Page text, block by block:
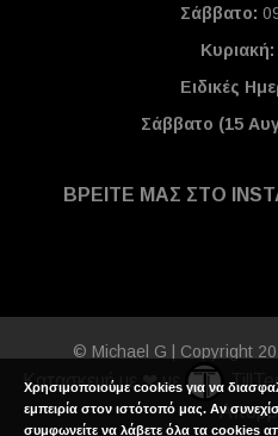
Σάββατο:
Κυριακή:
Ειδικές
Σάββατο (15
ΒΡΕΙΤΕ ΜΑΣ ΣΤΟ
© Michael G | Copyright
Κατασκευή με ❤ με
Χρησιμοποιούμε cookies για να
εμπειρία στον ιστότοπό μας. Αν
συμφωνείτε να λάβετε όλα τα cookies